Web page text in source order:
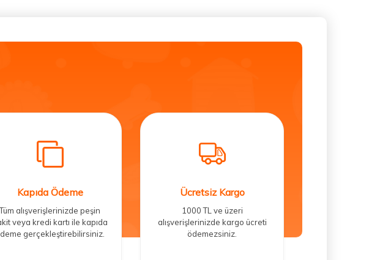
Kapıda Ödeme
Tüm alışverişlerinizde peşin
veya kredi kartı ile kapıda
gerçekleştirebilirsiniz.
Ücretsiz Kargo
1000 TL ve üzeri
alışverişlerinizde kargo ücreti
ödemezsiniz.